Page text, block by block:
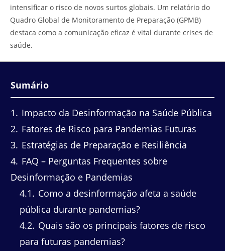
intensificar o risco de novos surtos globais. Um relatório do
Quadro Global de Monitoramento de Preparação (GPMB)
destaca como a comunicação eficaz é vital durante crises de
saúde.
Sumário
1
Impacto da Desinformação na Saúde Pública
2 Fatores de Risco para Pandemias Futuras
3 Estratégias de Preparação e Resiliência
4 FAQ – Perguntas Frequentes sobre
Desinformação e Pandemias
4.1
Como a desinformação afeta a saúde
pública durante pandemias?
4.2 Quais são os principais fatores de risco
para futuras pandemias?